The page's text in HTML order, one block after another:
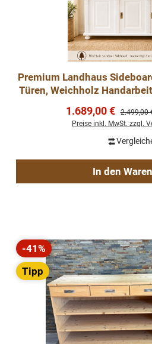
Premium Landhaus
Türen, Weichholz
Verkaufspreis:
1.689,00 € Regulärer
2.499,00
Preise inkl. MwSt. zzgl.
In den
Rabatt
-41%
Tipp